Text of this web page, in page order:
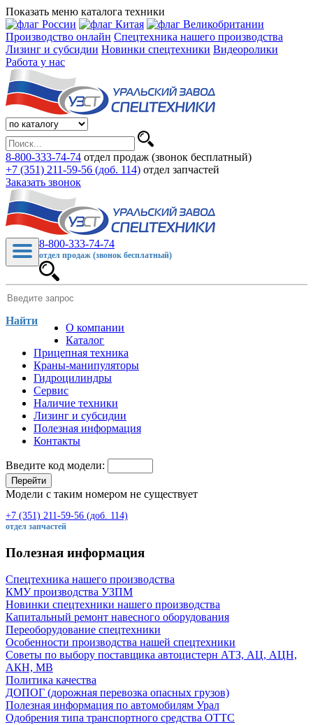
Показать меню каталога техники
Производство онлайн Спецтехника нашего производства
Лизинг и субсидии Новинки спецтехники Видеоролики
Работа у нас
8-800-333-74-74 отдел продаж (звонок бесплатный)
+7 (351) 211-59-56 (доб. 114) отдел запчастей
Заказать звонок
8-800-333-74-74
отдел продаж (звонок бесплатный)
Найти
О компании
Каталог
Прицепная техника
Краны-манипуляторы
Гидроцилиндры
Сервис
Наличие техники
Лизинг и субсидии
Полезная информация
Контакты
Введите код модели:
Перейти
Модели с таким номером не существует
+7 (351) 211-59-56 (доб. 114)
отдел запчастей
Полезная информация
Спецтехника нашего производства
КМУ производства УЗПМ
Новинки спецтехники нашего производства
Капитальный ремонт навесного оборудования
Переоборудование спецтехники
Особенности производства нашей спецтехники
Советы по выбору поставщика автоцистерн АТЗ, АЦ, АЦН,
АКН, МВ
Политика качества
ДОПОГ (дорожная перевозка опасных грузов)
Полезная информация по автомобилям Урал
Одобрения типа транспортного средства ОТТС